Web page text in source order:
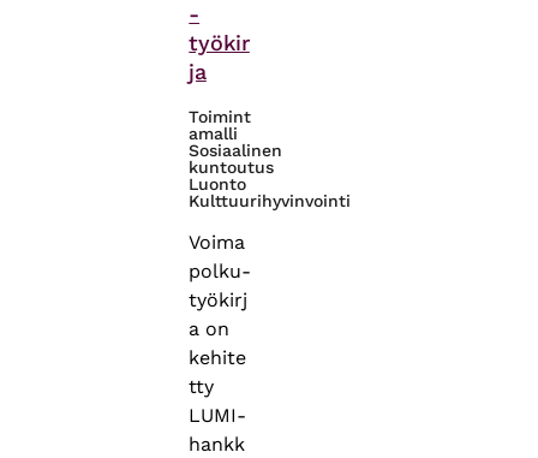
-
työkir
ja
Toimint
amalli
Sosiaalinen
kuntoutus
Luonto
Kulttuurihyvinvointi
Voima
polku-
työkirj
a on
kehite
tty
LUMI-
hankk